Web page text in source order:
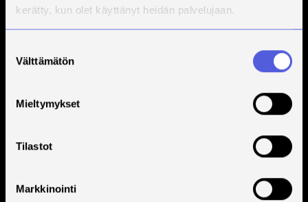
kerätty, kun olet käyttänyt heidän palvelujaan.
valinta
Välttämätön
Mieltymykset
Tilastot
Markkinointi